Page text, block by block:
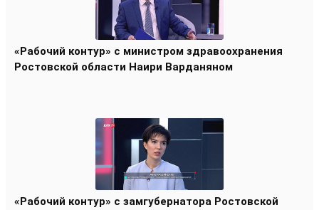
«Рабочий контур» с министром здравоохранения
Ростовской области Наири Варданяном
«Рабочий контур» с замгубернатора Ростовской